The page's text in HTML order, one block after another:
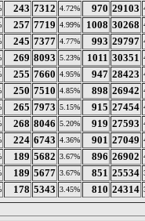
243 7312 4.72% 970 29103
257 7719 4.99% 1008 30268
245 7377 4.77% 993 29797
269 8093 5.23% 1011 30351
255 7660 4.95% 947 28423
250 7510 4.85% 898 26942
265 7973 5.15% 915 27454
268 8046 5.20% 919 27593
224 6743 4.36% 901 27049
189 5682 3.67% 896 26902
189 5677 3.67% 851 25534
178 5343 3.45% 810 24314